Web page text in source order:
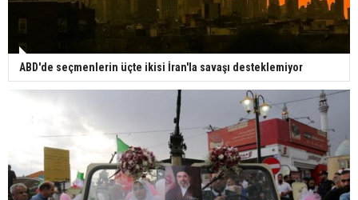
ABD'de seçmenlerin üçte ikisi İran'la savaşı desteklemiyor